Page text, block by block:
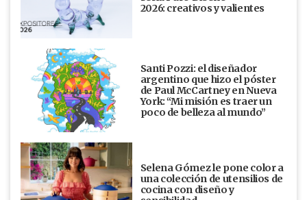
2026: creativos y valientes
Santi Pozzi: el diseñador
argentino que hizo el póster
de Paul McCartney en Nueva
York: “Mi misión es traer un
poco de belleza al mundo”
Selena Gómez le pone color a
una colección de utensilios de
cocina con diseño y